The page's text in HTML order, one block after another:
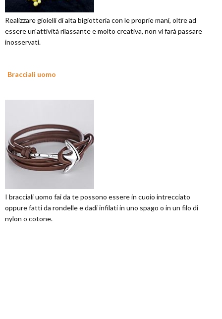
Realizzare gioielli di alta bigiotteria con le proprie mani, oltre ad
essere un'attività rilassante e molto creativa, non vi farà passare
inosservati.
Bracciali uomo
I bracciali uomo fai da te possono essere in cuoio intrecciato
oppure fatti da rondelle e dadi infilati in uno spago o in un filo di
nylon o cotone.